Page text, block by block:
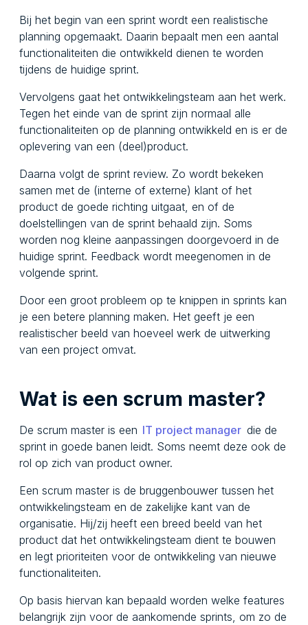
Bij het begin van een sprint wordt een realistische
planning opgemaakt. Daarin bepaalt men een aantal
functionaliteiten die ontwikkeld dienen te worden
tijdens de huidige sprint.
Vervolgens gaat het ontwikkelingsteam aan het werk.
Tegen het einde van de sprint zijn normaal alle
functionaliteiten op de planning ontwikkeld en is er de
oplevering van een (deel)product.
Daarna volgt de sprint review. Zo wordt bekeken
samen met de (interne of externe) klant of het
product de goede richting uitgaat, en of de
doelstellingen van de sprint behaald zijn. Soms
worden nog kleine aanpassingen doorgevoerd in de
huidige sprint. Feedback wordt meegenomen in de
volgende sprint.
Door een groot probleem op te knippen in sprints kan
je een betere planning maken. Het geeft je een
realistischer beeld van hoeveel werk de uitwerking
van een project omvat.
Wat is een scrum master?
De scrum master is een IT project manager die de
sprint in goede banen leidt. Soms neemt deze ook de
rol op zich van product owner.
Een scrum master is de bruggenbouwer tussen het
ontwikkelingsteam en de zakelijke kant van de
organisatie. Hij/zij heeft een breed beeld van het
product dat het ontwikkelingsteam dient te bouwen
en legt prioriteiten voor de ontwikkeling van nieuwe
functionaliteiten.
Op basis hiervan kan bepaald worden welke features
belangrijk zijn voor de aankomende sprints, om zo de